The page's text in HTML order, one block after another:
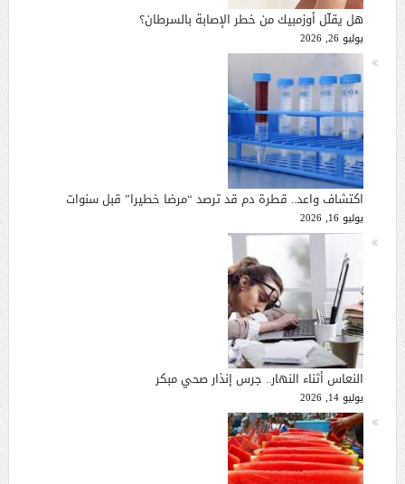
هل يقلّل أوزمبيك من خطر الإصابة بالسرطان؟
يوليو 26, 2026
اكتشاف واعد.. قطرة دم قد ترصد “مرضا خطيرا” قبل سنوات
يوليو 16, 2026
النعاس أثناء النهار.. جرس إنذار صحي مبكر
يوليو 14, 2026